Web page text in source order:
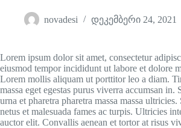
novadesi დეკემბერი 24, 2021
Lorem ipsum dolor sit amet, consectetur
eiusmod tempor incididunt ut labore et dolore
Lorem mollis aliquam ut porttitor leo a diam.
massa eget egestas purus viverra accumsan in.
urna et pharetra pharetra massa massa ultricies.
netus et malesuada fames ac turpis. Ultricies
auctor elit. Convallis aenean et tortor at risus